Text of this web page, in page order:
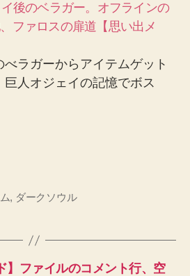
後のベラガー。オフラインの
ファロスの扉道【思い出メ
べラガーからアイテムゲット
人オジェイの記憶でボス
, ダークソウル
】ファイルのコメント行、空